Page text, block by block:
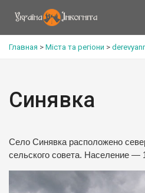
Главная > Міста та регіони >
Синявка
Село Синявка расположено
сельского совета. Население —